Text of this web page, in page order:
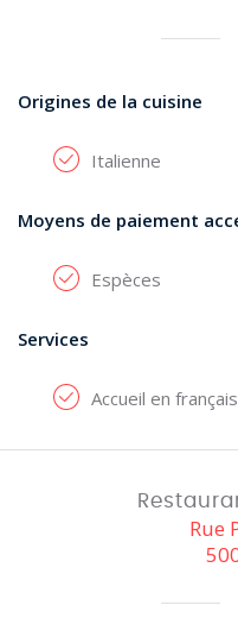
Origines de la cuisine
Italienne
Moyens de paiement
Espèces
Services
Accueil en français
Rue